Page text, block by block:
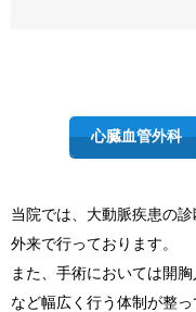
心臓血管外科
当院では、大動脈疾患の
外来で行っております。
また、手術においては開
など幅広く行う体制が整